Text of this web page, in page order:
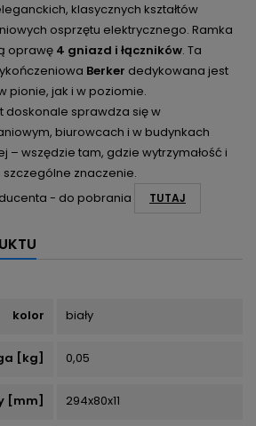
klasycznych kształtów
osprzętu elektrycznego. Ramka
oprawę 4 gniazd i łączników. Ta
Berker dedykowana jest
pionie, jak i w poziomie.
doskonale sprawdza się w
biurowcach i w budynkach
– wszędzie tam, gdzie wytrzymałość i
znaczenie.
- do pobrania
TUTAJ
kolor biały
[kg] 0,05
[mm] 294x80x11